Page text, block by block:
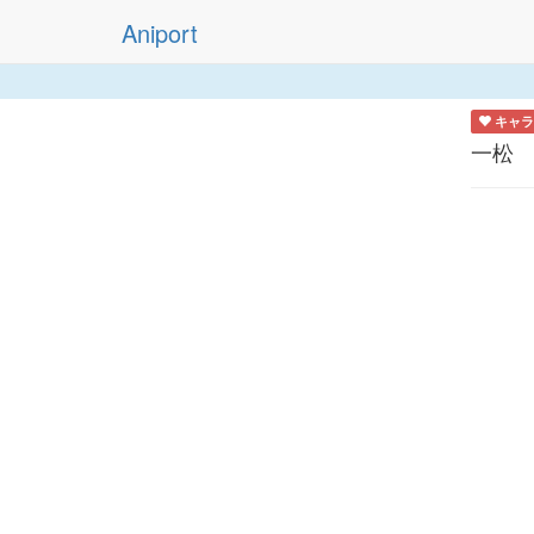
Aniport
キャ
一松